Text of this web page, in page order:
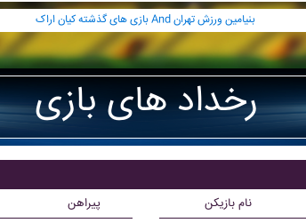
بازی های گذشته کيان اراک And بنيامين ورزش تهران
رخداد های بازی
پیراهن نام بازیکن